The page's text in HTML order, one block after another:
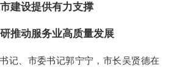
建设提供有力支撑
推动服务业高质量发展
、市委书记郭宁宁，市长吴贤德在